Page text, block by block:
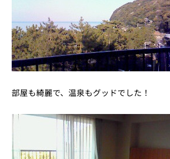
部屋も綺麗で、温泉もグッドでした！